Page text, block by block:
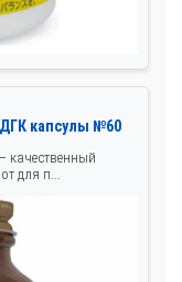
капсулы №60
качественный
для п...